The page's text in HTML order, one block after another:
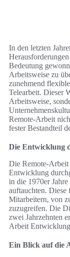
In den letzten
Bedeutung
Arbeitsweise zu
zunehmend
Telearbeit. Dieser
Arbeitsweise,
Remote-Arbeit
fester Bestandteil
Die Entwicklung
Die Remote-Arbeit
Entwicklung
in die 1970er
auftauchten. Diese
Mitarbeitern, von
zuzugreifen. Die
zwei Jahrzehnten
Arbeit
Ein Blick auf die